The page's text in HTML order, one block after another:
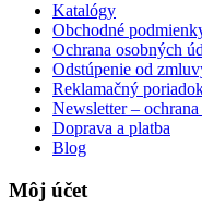
Katalógy
Obchodné
Ochrana osobných
Odstúpenie od
Reklamačný
Newsletter –
Doprava a platba
Blog
Môj účet